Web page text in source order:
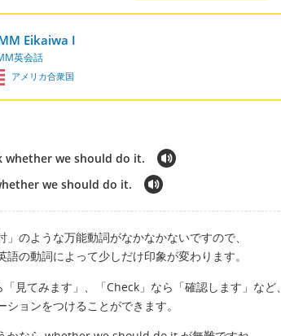
Eikaiwa I
英会話
アメリカ合衆国
whether we should do it.
we should do it.
」のような万能動詞がなかなかないですので、
語の動詞によって少しだけ印象が変わります。
「見てみます」、「Check」なら「確認します」など、
ションをつけることができます。